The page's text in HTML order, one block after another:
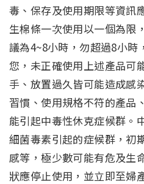
毒、保存及使用期限等資訊
生棉條一次使用以一個為限
議為4~8小時，勿超過8小
您，未正確使用上述產品可
手、放置過久皆可能造成感
習慣、使用規格不符的產品
能引起中毒性休克症候群。
細菌毒素引起的症候群，初
感等，極少數可能有危及生
狀應停止使用，並立即至婦